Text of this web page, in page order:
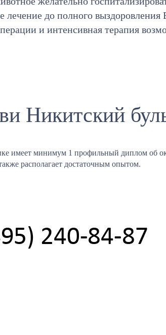
лечение до полного
и интенсивная терапия
Никитский
имеет минимум 1 профильный диплом об
располагает достаточным опытом.